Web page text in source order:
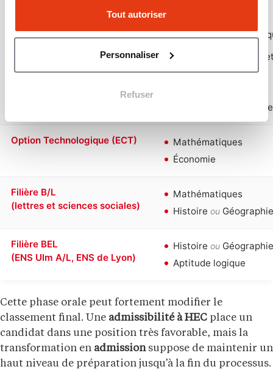
Tout autoriser
Personnaliser
Refuser
Mathématiques
Histoire, géographie
Économie,
Option Technologique (ECT)
Mathématiques
Économie
Filière B/L
(lettres et sciences sociales)
Mathématiques
Histoire ou Géographie
Filière BEL
(ENS Ulm A/L, ENS de Lyon)
Histoire ou Géographie
Aptitude logique
Cette phase orale peut fortement modifier le
classement final. Une admissibilité à HEC place un
candidat dans une position très favorable, mais la
transformation en admissionsuppose de maintenir un
haut niveau de préparation jusqu’à la fin du processus.